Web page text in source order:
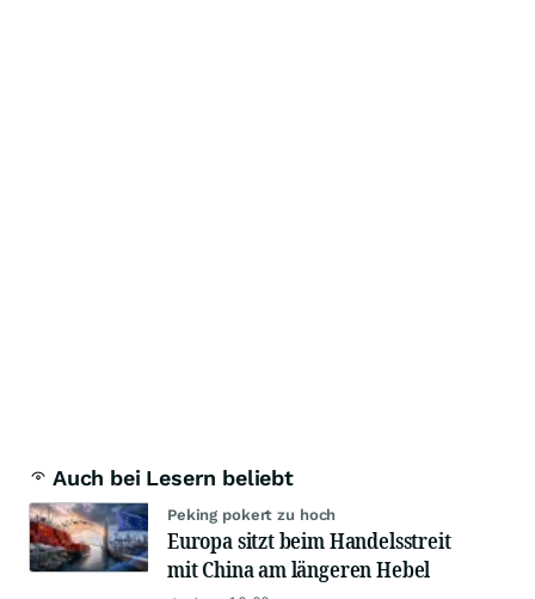
Auch bei Lesern beliebt
Peking pokert zu hoch
Europa sitzt beim Handelsstreit
mit China am längeren Hebel